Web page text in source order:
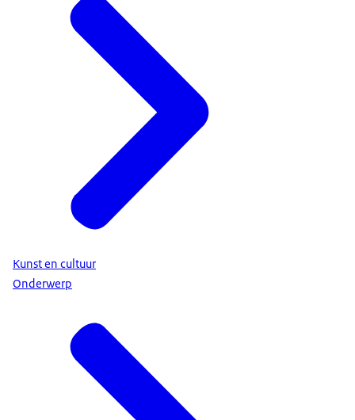
Kunst en cultuur
Onderwerp